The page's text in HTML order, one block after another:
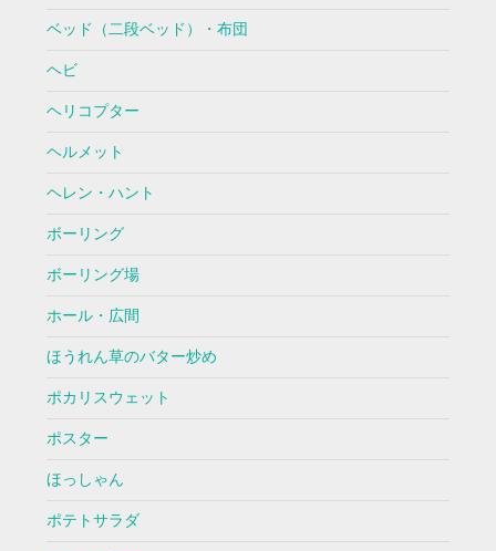
ベッド（二段ベッド）・布団
ヘビ
ヘリコプター
ヘルメット
ヘレン・ハント
ボーリング
ボーリング場
ホール・広間
ほうれん草のバター炒め
ポカリスウェット
ポスター
ほっしゃん
ポテトサラダ